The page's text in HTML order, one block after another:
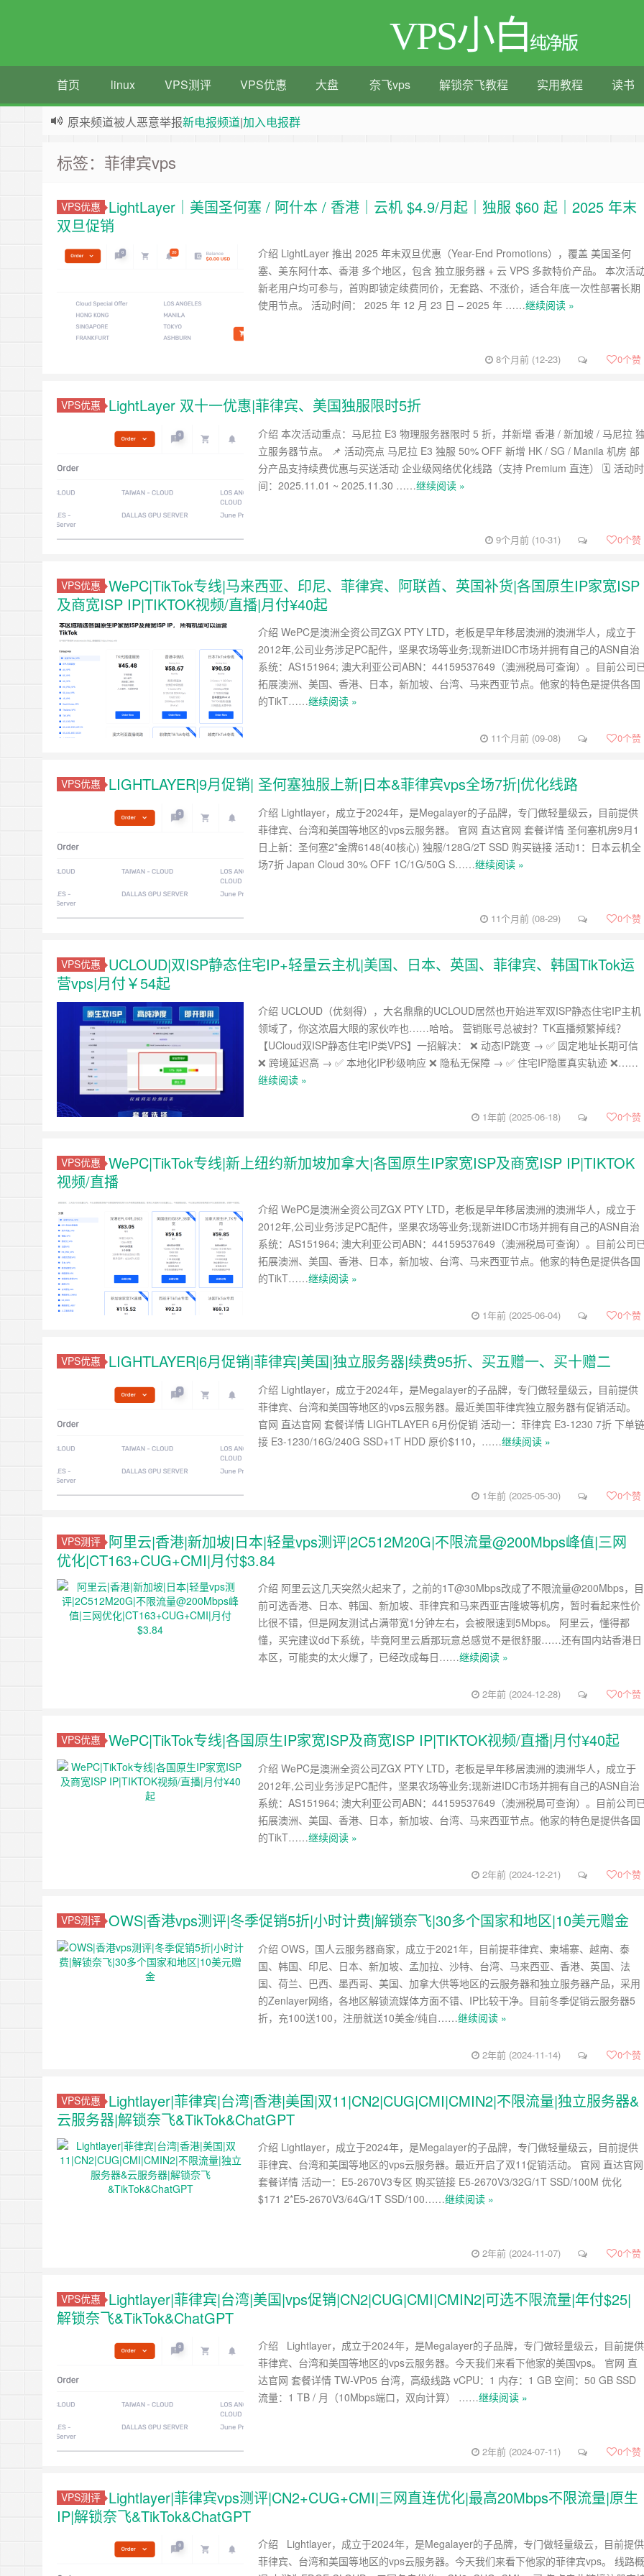
VPS小白纯净版
首页 linux VPS测评 VPS优惠 大盘 奈飞vps 解锁奈飞教程 实用教程 读书
原来频道被人恶意举报新电报频道|加入电报群
标签：菲律宾vps
VPS优惠
LightLayer｜美国圣何塞 / 阿什本 / 香港｜云机 $4.9/月起｜独服 $60 起｜2025 年末
双旦促销
介绍 LightLayer 推出 2025 年末双旦优惠（Year-End Promotions），覆盖 美国圣何
塞、美东阿什本、香港 多个地区，包含 独立服务器 + 云 VPS 多款特价产品。 本次活
新老用户均可参与，首购即锁定续费同价，无套路、不涨价，适合年底一次性部署长期
使用节点。 活动时间： 2025 年 12 月 23 日 – 2025 年 ……继续阅读 »
8个月前 (12-23) 0个赞
VPS优惠 LightLayer 双十一优惠|菲律宾、美国独服限时5折
介绍 本次活动重点：马尼拉 E3 物理服务器限时 5 折，并新增 香港 / 新加坡 / 马尼拉
立服务器节点。 📌 活动亮点 马尼拉 E3 独服 50% OFF 新增 HK / SG / Manila 机房 部
分产品支持续费优惠与买送活动 企业级网络优化线路（支持 Premium 直连） 🗓 活动时
间：2025.11.01 ~ 2025.11.30 ……继续阅读 »
9个月前 (10-31) 0个赞
VPS优惠 WePC|TikTok专线|马来西亚、印尼、菲律宾、阿联酋、英国补货|各国原生IP家宽ISP
及商宽ISP IP|TIKTOK视频/直播|月付¥40起
介绍 WePC是澳洲全资公司ZGX PTY LTD，老板是早年移居澳洲的澳洲华人，成立于
2012年,公司业务涉足PC配件，坚果农场等业务;现新进IDC市场并拥有自己的ASN自治
系统：AS151964; 澳大利亚公司ABN：44159537649（澳洲税局可查询）。目前公司
拓展澳洲、美国、香港、日本，新加坡、台湾、马来西亚节点。他家的特色是提供各国
的TikT……继续阅读 »
11个月前 (09-08) 0个赞
VPS优惠 LIGHTLAYER|9月促销| 圣何塞独服上新|日本&菲律宾vps全场7折|优化线路
介绍 Lightlayer，成立于2024年，是Megalayer的子品牌，专门做轻量级云，目前提供
菲律宾、台湾和美国等地区的vps云服务器。 官网 直达官网 套餐详情 圣何塞机房9月1
日上新：圣何塞2*金牌6148(40核心) 独服/128G/2T SSD 购买链接 活动1：日本云机全
场7折 Japan Cloud 30% OFF 1C/1G/50G S……继续阅读 »
11个月前 (08-29) 0个赞
VPS优惠
UCLOUD|双ISP静态住宅IP+轻量云主机|美国、日本、英国、菲律宾、韩国TikTok运
营vps|月付￥54起
介绍 UCLOUD（优刻得），大名鼎鼎的UCLOUD居然也开始进军双ISP静态住宅IP主机
领域了，你这浓眉大眼的家伙咋也……哈哈。 营销账号总被封？TK直播频繁掉线？
【UCloud双ISP静态住宅IP类VPS】一招解决： ❌ 动态IP跳变 → ✅ 固定地址长期可信
❌ 跨境延迟高 → ✅ 本地化IP秒级响应 ❌ 隐私无保障 → ✅ 住宅IP隐匿真实轨迹 ❌……
继续阅读 »
1年前 (2025-06-18) 0个赞
VPS优惠 WePC|TikTok专线|新上纽约新加坡加拿大|各国原生IP家宽ISP及商宽ISP IP|TIKTOK
视频/直播
介绍 WePC是澳洲全资公司ZGX PTY LTD，老板是早年移居澳洲的澳洲华人，成立于
2012年,公司业务涉足PC配件，坚果农场等业务;现新进IDC市场并拥有自己的ASN自治
系统：AS151964; 澳大利亚公司ABN：44159537649（澳洲税局可查询）。目前公司
拓展澳洲、美国、香港、日本，新加坡、台湾、马来西亚节点。他家的特色是提供各国
的TikT……继续阅读 »
1年前 (2025-06-04) 0个赞
VPS优惠 LIGHTLAYER|6月促销|菲律宾|美国|独立服务器|续费95折、买五赠一、买十赠二
介绍 Lightlayer，成立于2024年，是Megalayer的子品牌，专门做轻量级云，目前提供
菲律宾、台湾和美国等地区的vps云服务器。最近美国菲律宾独立服务器有促销活动。
官网 直达官网 套餐详情 LIGHTLAYER 6月份促销 活动一：菲律宾 E3-1230 7折 下单链
接 E3-1230/16G/240G SSD+1T HDD 原价$110，……继续阅读 »
1年前 (2025-05-30) 0个赞
VPS测评 阿里云|香港|新加坡|日本|轻量vps测评|2C512M20G|不限流量@200Mbps峰值|三网
优化|CT163+CUG+CMI|月付$3.84
介绍 阿里云这几天突然火起来了，之前的1T@30Mbps改成了不限流量@200Mbps，目
前可选香港、日本、韩国、新加坡、菲律宾和马来西亚吉隆坡等机房，暂时看起来性价
比很不错，但是网友测试占满带宽1分钟左右，会被限速到5Mbps。 阿里云，懂得都
懂，买完建议dd下系统，毕竟阿里云盾那玩意总感觉不是很舒服……还有国内站香港日
本区，可能卖的太火爆了，已经改成每日……继续阅读 »
2年前 (2024-12-28) 0个赞
VPS优惠 WePC|TikTok专线|各国原生IP家宽ISP及商宽ISP IP|TIKTOK视频/直播|月付¥40起
介绍 WePC是澳洲全资公司ZGX PTY LTD，老板是早年移居澳洲的澳洲华人，成立于
2012年,公司业务涉足PC配件，坚果农场等业务;现新进IDC市场并拥有自己的ASN自治
系统：AS151964; 澳大利亚公司ABN：44159537649（澳洲税局可查询）。目前公司
拓展澳洲、美国、香港、日本，新加坡、台湾、马来西亚节点。他家的特色是提供各国
的TikT……继续阅读 »
2年前 (2024-12-21) 0个赞
VPS测评 OWS|香港vps测评|冬季促销5折|小时计费|解锁奈飞|30多个国家和地区|10美元赠金
介绍 OWS，国人云服务器商家，成立于2021年，目前提菲律宾、柬埔寨、越南、泰
国、韩国、印尼、日本、新加坡、孟加拉、沙特、台湾、马来西亚、香港、英国、法
国、荷兰、巴西、墨西哥、美国、加拿大供等地区的云服务器和独立服务器产品，采用
的Zenlayer网络，各地区解锁流媒体方面不错、IP比较干净。目前冬季促销云服务器5
折，充100送100，注册就送10美金/纯自……继续阅读 »
2年前 (2024-11-14) 0个赞
VPS优惠
Lightlayer|菲律宾|台湾|香港|美国|双11|CN2|CUG|CMI|CMIN2|不限流量|独立服务器&
云服务器|解锁奈飞&TikTok&ChatGPT
介绍 Lightlayer，成立于2024年，是Megalayer的子品牌，专门做轻量级云，目前提供
菲律宾、台湾和美国等地区的vps云服务器。最近开启了双11促销活动。 官网 直达官网
套餐详情 活动一：E5-2670V3专区 购买链接 E5-2670V3/32G/1T SSD/100M 优化
$171 2*E5-2670V3/64G/1T SSD/100……继续阅读 »
2年前 (2024-11-07) 0个赞
VPS优惠
Lightlayer|菲律宾|台湾|美国|vps促销|CN2|CUG|CMI|CMIN2|可选不限流量|年付$25|
解锁奈飞&TikTok&ChatGPT
介绍 Lightlayer，成立于2024年，是Megalayer的子品牌，专门做轻量级云，目前提供
菲律宾、台湾和美国等地区的vps云服务器。今天我们来看下他家的美国vps。 官网 直
达官网 套餐详情 TW-VP05 台湾，高级线路 vCPU：1 内存：1 GB 空间：50 GB SSD
流量：1 TB / 月（10Mbps端口，双向计算） ……继续阅读 »
2年前 (2024-07-11) 0个赞
VPS测评 Lightlayer|菲律宾vps测评|CN2+CUG+CMI|三网直连优化|最高20Mbps不限流量|原生
IP|解锁奈飞&TikTok&ChatGPT
介绍 Lightlayer，成立于2024年，是Megalayer的子品牌，专门做轻量级云，目前提供
菲律宾、台湾和美国等地区的vps云服务器。今天我们来看下他家的菲律宾vps。 线路概